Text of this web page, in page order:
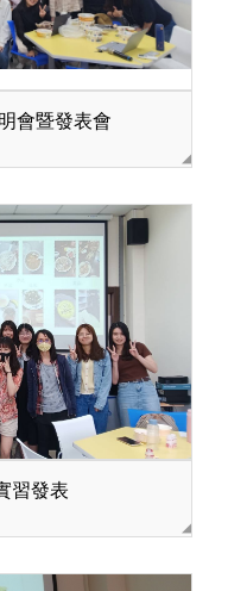
會暨發表會
習發表